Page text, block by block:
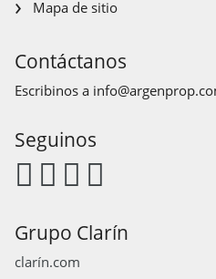
Mapa de sitio
Contáctanos
Escribinos a
Seguinos
Grupo Clarín
clarín.com